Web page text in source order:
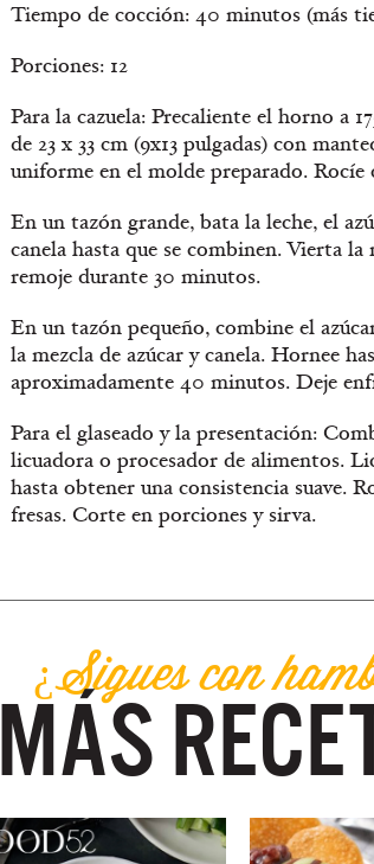
Tiempo de cocción: 40 minutos (más
Porciones: 12
Para la cazuela: Precaliente el horno a
de 23 x 33 cm (9x13 pulgadas) con
uniforme en el molde preparado.
En un tazón grande, bata la leche, el
canela hasta que se combinen. Vierta
remoje durante 30 minutos.
En un tazón pequeño, combine el
la mezcla de azúcar y canela. Hornee
aproximadamente 40 minutos. Deje
Para el glaseado y la presentación:
licuadora o procesador de alimentos.
hasta obtener una consistencia suave.
fresas. Corte en porciones y sirva.
¿Sigues con
MÁS